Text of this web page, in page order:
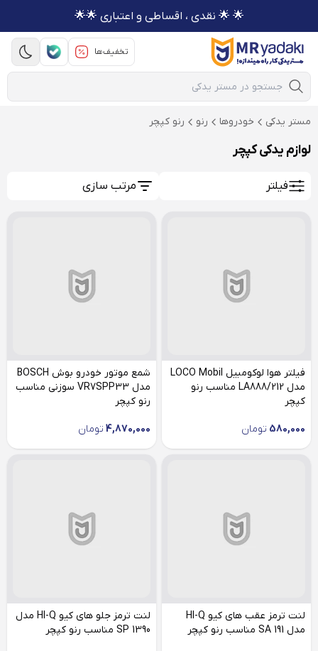
🌟 🌟 نقدی ، اقساطی و اعتباری 🌟🌟
تخفیف‌ها
Mobile Search
مستر یدکی خودروها رنو رنو کپچر
لوازم یدکی کپچر
فیلتر مرتب سازی
فیلتر هوا لوکومبیل LOCO Mobil
مدل LA888/212 مناسب رنو
کپچر
580,000 تومان
شمع موتور خودرو بوش BOSCH
مدل VR7SPP33 سوزنی مناسب
رنو کپچر
4,870,000 تومان
لنت ترمز عقب های کیو HI-Q
مدل SA 191 مناسب رنو کپچر
لنت ترمز جلو های کیو HI-Q مدل
SP 1390 مناسب رنو کپچر